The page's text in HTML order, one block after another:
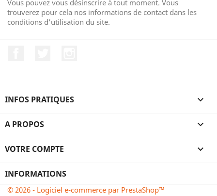
Vous pouvez vous désinscrire à tout moment. Vous
trouverez pour cela nos informations de contact dans les
conditions d'utilisation du site.
INFOS PRATIQUES 
A PROPOS 
VOTRE COMPTE 
INFORMATIONS
© 2026 - Logiciel e-commerce par PrestaShop™